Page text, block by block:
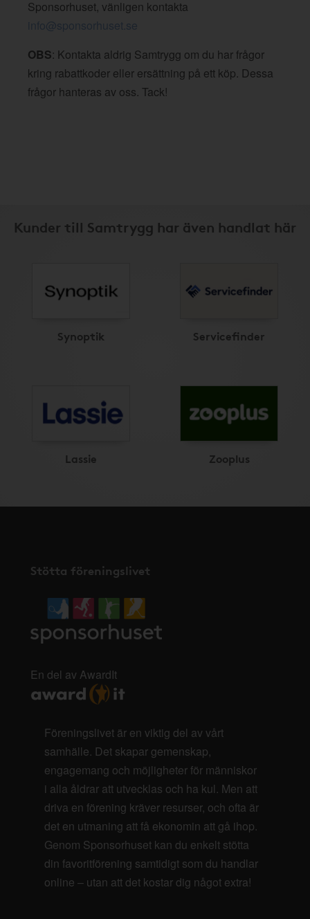
Sponsorhuset, vänligen kontakta
info@sponsorhuset.se
OBS: Kontakta aldrig Samtrygg om du har frågor
kring rabattkoder eller ersättning på ett köp. Dessa
frågor hanteras av oss. Tack!
Kunder till Samtrygg har även handlat här
Synoptik Servicefinder
Lassie Zooplus
Stötta föreningslivet
En del av AwardIt
Föreningslivet är en viktig del av vårt
samhälle. Det skapar gemenskap,
engagemang och möjligheter för människor
i alla åldrar att utvecklas och ha kul. Men att
driva en förening kräver resurser, och ofta är
det en utmaning att få ekonomin att gå ihop.
Genom Sponsorhuset kan du enkelt stötta
din favoritförening samtidigt som du handlar
online – utan att det kostar dig något extra!